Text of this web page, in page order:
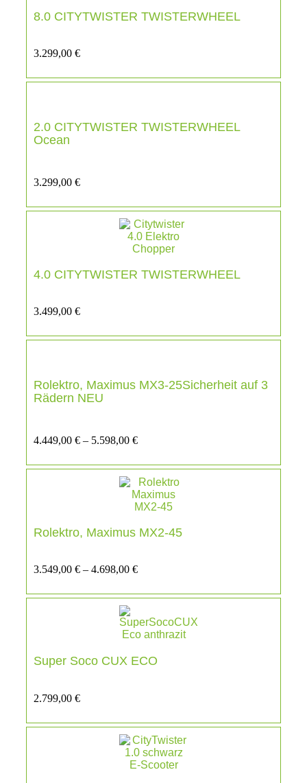
8.0 CITYTWISTER TWISTERWHEEL
3.299,00 €
2.0 CITYTWISTER TWISTERWHEEL
Ocean
3.299,00 €
4.0 CITYTWISTER TWISTERWHEEL
3.499,00 €
Rolektro, Maximus MX3-25Sicherheit auf 3
Rädern NEU
4.449,00 € – 5.598,00 €
Rolektro, Maximus MX2-45
3.549,00 € – 4.698,00 €
Super Soco CUX ECO
2.799,00 €